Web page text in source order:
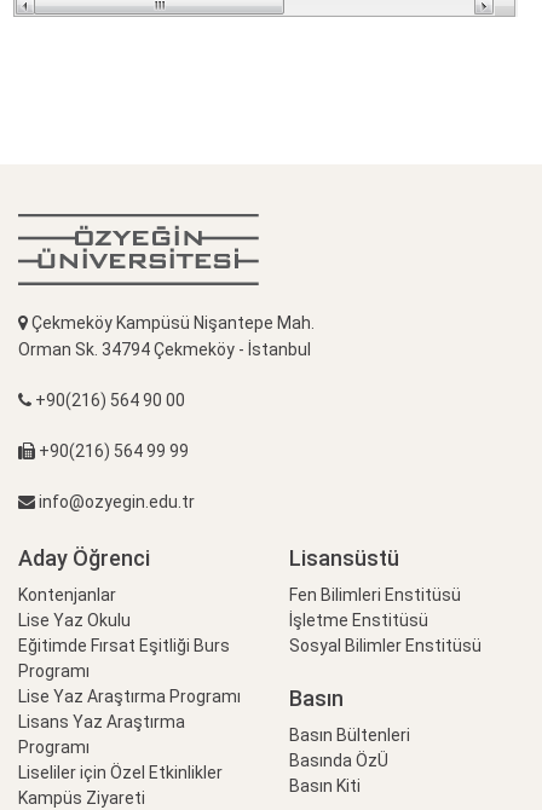
Çekmeköy Kampüsü Nişantepe Mah.
Orman Sk. 34794 Çekmeköy - İstanbul
+90(216) 564 90 00
+90(216) 564 99 99
info@ozyegin.edu.tr
Aday Öğrenci
Kontenjanlar
Lise Yaz Okulu
Eğitimde Fırsat Eşitliği Burs
Programı
Lise Yaz Araştırma Programı
Lisans Yaz Araştırma
Programı
Liseliler için Özel Etkinlikler
Kampüs Ziyareti
Lisansüstü
Fen Bilimleri Enstitüsü
İşletme Enstitüsü
Sosyal Bilimler Enstitüsü
Basın
Basın Bültenleri
Basında ÖzÜ
Basın Kiti